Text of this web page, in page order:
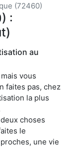
(72460)
:
au
vous
faites pas, chez
la plus
choses
le
une vie